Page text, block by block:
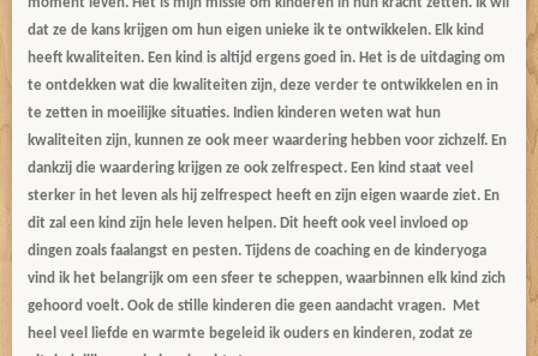
dat ze de kans krijgen om hun eigen unieke ik te ontwikkelen. E lk kind
heeft kwaliteiten. Een kind is altijd ergens goed in. Het is de uitdaging om
te ontdekken wat die kwaliteiten zijn, deze verder te ontwikkelen en in
te zetten in moeilijke situaties. Indien kinderen weten wat hun
kwaliteiten zijn, kunnen ze ook meer waardering hebben voor zichzelf. En
dankzij die waardering krijgen ze ook zelfrespect. Een kind staat veel
sterker in het leven als hij zelfrespect heeft en zijn eigen waarde ziet. En
dit zal een kind zijn hele leven helpen. Dit heeft ook veel invloed op
dingen zoals faalangst en pesten. Tijdens de coaching en de kinderyoga
vind ik het belangrijk om een sfeer te scheppen, waarbinnen elk kind zich
gehoord voelt. Ook de stille kinderen die geen aandacht vragen. Met
heel veel liefde en warmte begeleid ik ouders en kinderen, zodat ze